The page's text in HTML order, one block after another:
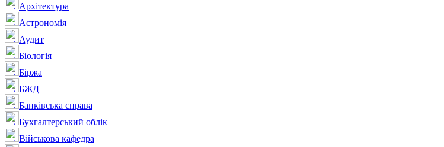
Архітектура
Астрономія
Аудит
Біологія
Біржа
БЖД
Банківська справа
Бухгалтерський облік
Військова кафедра